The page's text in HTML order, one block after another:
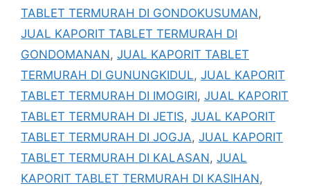
TABLET TERMURAH DI GONDOKUSUMAN,
JUAL KAPORIT TABLET TERMURAH DI
GONDOMANAN, JUAL KAPORIT TABLET
TERMURAH DI GUNUNGKIDUL, JUAL KAPORIT
TABLET TERMURAH DI IMOGIRI, JUAL KAPORIT
TABLET TERMURAH DI JETIS, JUAL KAPORIT
TABLET TERMURAH DI JOGJA, JUAL KAPORIT
TABLET TERMURAH DI KALASAN, JUAL
KAPORIT TABLET TERMURAH DI KASIHAN,